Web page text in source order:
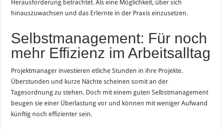
Herausforderung betrachtet. Als eine Möglichkeit, über sich
hinauszuwachsen und das Erlernte in der Praxis einzusetzen.
Selbstmanagement: Für noch
mehr Effizienz im Arbeitsalltag
Projektmanager investieren etliche Stunden in ihre Projekte.
Überstunden und kurze Nächte scheinen somit an der
Tagesordnung zu stehen. Doch mit einem guten Selbstmanagement
beugen sie einer Überlastung vor und können mit weniger Aufwand
künftig noch effizienter sein.